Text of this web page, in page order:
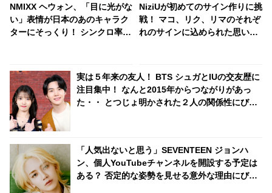
NMIXX ヘウォン、「目に光がな
い」表情が日本のあのキャラク
ターにそっくり！ シンクロ率
NiziUが初めてのサイン作りに挑
戦！ マコ、リク、リマのそれぞ
れのサインに込められた思いと
実は５年来の友人！ BTS シュガとIUの交友歴に
注目集中！ なんと2015年からつながりがあっ
た・・ とつじょ明かされた２人の関係性にびっ
「人気出ないと思う」SEVENTEEN ジョンハ
ン、個人YouTubeチャンネルを開設する予定は
ある？ 否定的な姿勢を見せる意外な理由にびっ